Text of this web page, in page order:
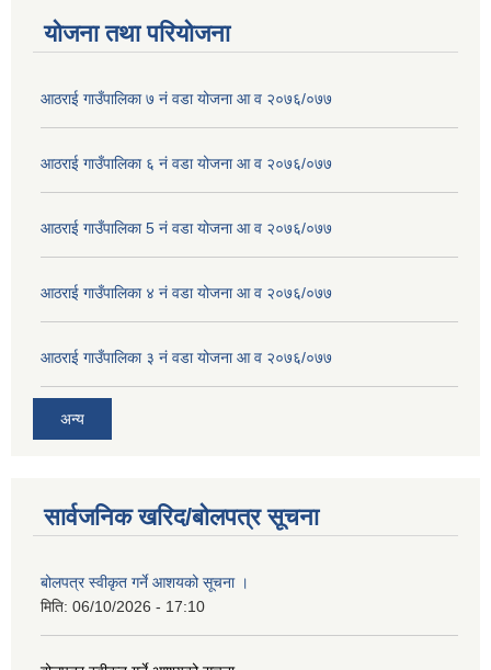
योजना तथा परियोजना
आठराई गाउँपालिका ७ नं वडा योजना आ व २०७६/०७७
आठराई गाउँपालिका ६ नं वडा योजना आ व २०७६/०७७
आठराई गाउँपालिका 5 नं वडा योजना आ व २०७६/०७७
आठराई गाउँपालिका ४ नं वडा योजना आ व २०७६/०७७
आठराई गाउँपालिका ३ नं वडा योजना आ व २०७६/०७७
अन्य
सार्वजनिक खरिद/बोलपत्र सूचना
बोलपत्र स्वीकृत गर्ने आशयको सूचना ।
मिति: 06/10/2026 - 17:10